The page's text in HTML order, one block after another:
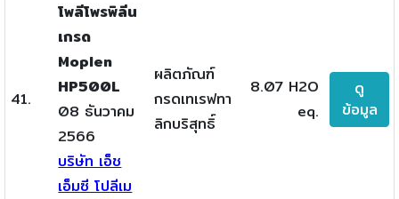
41.
โพลีโพรพิลีน
เกรด
Moplen
HP500L
08 ธันวาคม
2566
บริษัท เอ็ช
เอ็มซี โปลีเม
ผลิตภัณฑ์
กรดเทเรฟทา
ลิกบริสุทธิ์
8.07 H2O
eq.
ดู
ข้อมูล